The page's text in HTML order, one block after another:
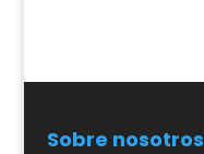
Sobre nosotros